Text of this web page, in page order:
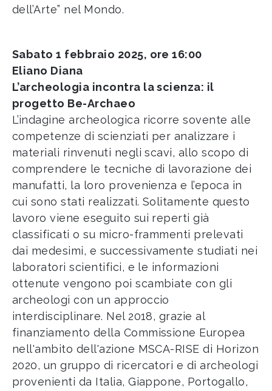
dell’Arte” nel Mondo.
Sabato 1 febbraio 2025, ore 16:00
Eliano Diana
L’archeologia incontra la scienza: il
progetto Be-Archaeo
L’indagine archeologica ricorre sovente alle
competenze di scienziati per analizzare i
materiali rinvenuti negli scavi, allo scopo di
comprendere le tecniche di lavorazione dei
manufatti, la loro provenienza e l’epoca in
cui sono stati realizzati. Solitamente questo
lavoro viene eseguito sui reperti già
classificati o su micro-frammenti prelevati
dai medesimi, e successivamente studiati nei
laboratori scientifici, e le informazioni
ottenute vengono poi scambiate con gli
archeologi con un approccio
interdisciplinare. Nel 2018, grazie al
finanziamento della Commissione Europea
nell'ambito dell'azione MSCA-RISE di Horizon
2020, un gruppo di ricercatori e di archeologi
provenienti da Italia, Giappone, Portogallo,